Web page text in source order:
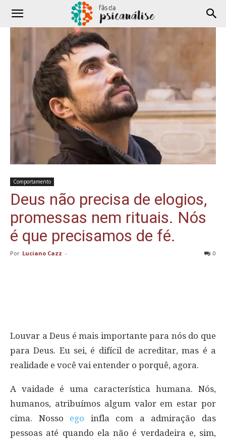
Comportamento
Deus não precisa de elogios,
promessas nem rituais. Nós
é que precisamos de fé.
Por Luciano Cazz - 0
Louvar a Deus é mais importante para nós do que
para Deus. Eu sei, é difícil de acreditar, mas é a
realidade e você vai entender o porquê, agora.
A vaidade é uma característica humana. Nós,
humanos, atribuímos algum valor em estar por
cima. Nosso ego infla com a admiração das
pessoas até quando ela não é verdadeira e, sim,